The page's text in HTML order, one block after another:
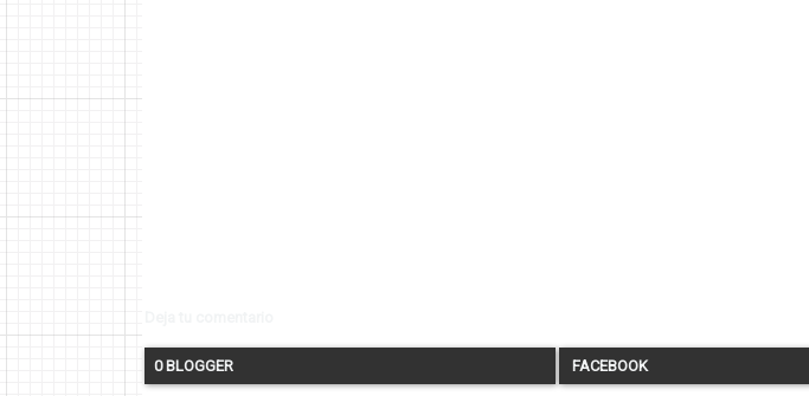
0 BLOGGER FACEBOOK